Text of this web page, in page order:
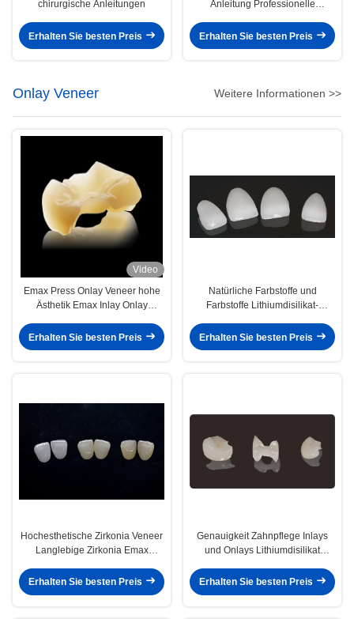
chirurgische Anleitungen
Erhalten Sie besten Preis
Anleitung Professionelle
Erhalten Sie besten Preis
Onlay Veneer Weitere Informationen >>
Video
Emax Press Onlay Veneer hohe
Ästhetik Emax Inlay Onlay
Erhalten Sie besten Preis
Natürliche Farbstoffe und
Farbstoffe Lithiumdisilikat-
Erhalten Sie besten Preis
Hochesthetische Zirkonia Veneer
Langlebige Zirkonia Emax
Erhalten Sie besten Preis
Genauigkeit Zahnpflege Inlays
und Onlays Lithiumdisilikat
Erhalten Sie besten Preis